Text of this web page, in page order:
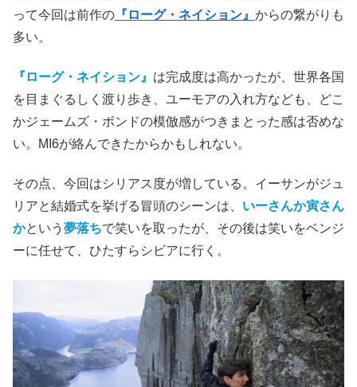
って今回は前作の 『ローグ・ネイション』 からの繋がりも
多い。
『ローグ・ネイション』 は完成度は高かったが、世界各国
を目まぐるしく渡り歩き、ユーモアの入れ方なども、どこ
かジェームズ・ボンドの模倣感がつきまとった感は否めな
い。MI6が絡んできたからかもしれない。
その点、今回はシリアス度が増している。イーサンがジュ
リアと結婚式を挙げる冒頭のシーンは、 いーさんか寅さん
かという 夢落ちで笑いを取ったが、その後は笑いをベンジ
ーに任せて、ひたすらシビアに行く。